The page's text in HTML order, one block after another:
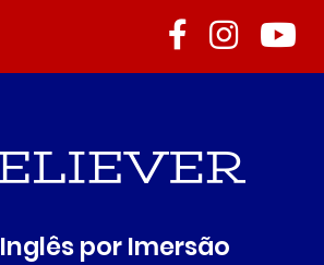
Inglês por Imersão